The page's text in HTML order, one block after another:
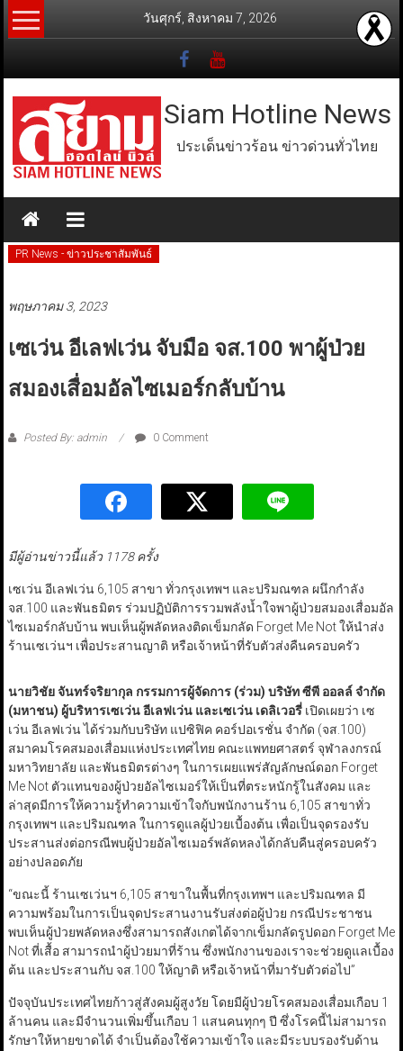
Skip
to
วันศุกร์, สิงหาคม 7, 2026
Siam Hotline News
ประเด็นข่าวร้อน ข่าวด่วนทั่วไทย
PR News - ข่าวประชาสัมพันธ์
พฤษภาคม 3, 2023
เซเว่น อีเลฟเว่น จับมือ จส.100 พาผู้ป่วย
สมองเสื่อมอัลไซเมอร์กลับบ้าน
Posted By: admin 0 Comment
มีผู้อ่านข่าวนี้แล้ว 1178 ครั้ง
เซเว่น อีเลฟเว่น 6,105 สาขา ทั่วกรุงเทพฯ และปริมณฑล ผนึกกำลัง
จส.100 และพันธมิตร ร่วมปฏิบัติการรวมพลังน้ำใจพาผู้ป่วยสมองเสื่อมอัล
ไซเมอร์กลับบ้าน พบเห็นผู้พลัดหลงติดเข็มกลัด Forget Me Not ให้นำส่ง
ร้านเซเว่นฯ เพื่อประสานญาติ หรือเจ้าหน้าที่รับตัวส่งคืนครอบครัว
นายวิชัย จันทร์จริยากุล กรรมการผู้จัดการ (ร่วม) บริษัท ซีพี ออลล์ จำกัด
(มหาชน) ผู้บริหารเซเว่น อีเลฟเว่น และเซเว่น เดลิเวอรี่เปิดเผยว่า เซ
เว่น อีเลฟเว่น ได้ร่วมกับบริษัท แปซิฟิค คอร์ปอเรชั่น จำกัด (จส.100)
สมาคมโรคสมองเสื่อมแห่งประเทศไทย คณะแพทยศาสตร์ จุฬาลงกรณ์
มหาวิทยาลัย และพันธมิตรต่างๆ ในการเผยแพร่สัญลักษณ์ดอก Forget
Me Not ตัวแทนของผู้ป่วยอัลไซเมอร์ให้เป็นที่ตระหนักรู้ในสังคม และ
ล่าสุดมีการให้ความรู้ทำความเข้าใจกับพนักงานร้าน 6,105 สาขาทั่ว
กรุงเทพฯ และปริมณฑล ในการดูแลผู้ป่วยเบื้องต้น เพื่อเป็นจุดรองรับ
ประสานส่งต่อกรณีพบผู้ป่วยอัลไซเมอร์พลัดหลงได้กลับคืนสู่ครอบครัว
อย่างปลอดภัย
“ขณะนี้ ร้านเซเว่นฯ 6,105 สาขาในพื้นที่กรุงเทพฯ และปริมณฑล มี
ความพร้อมในการเป็นจุดประสานงานรับส่งต่อผู้ป่วย กรณีประชาชน
พบเห็นผู้ป่วยพลัดหลงซึ่งสามารถสังเกตได้จากเข็มกลัดรูปดอก Forget Me
Not ที่เสื้อ สามารถนำผู้ป่วยมาที่ร้าน ซึ่งพนักงานของเราจะช่วยดูแลเบื้อง
ต้น และประสานกับ จส.100 ให้ญาติ หรือเจ้าหน้าที่มารับตัวต่อไป”
ปัจจุบันประเทศไทยก้าวสู่สังคมผู้สูงวัย โดยมีผู้ป่วยโรคสมองเสื่อมเกือบ 1
ล้านคน และมีจำนวนเพิ่มขึ้นเกือบ 1 แสนคนทุกๆ ปี ซึ่งโรคนี้ไม่สามารถ
รักษาให้หายขาดได้ จำเป็นต้องใช้ความเข้าใจ และมีระบบรองรับด้าน